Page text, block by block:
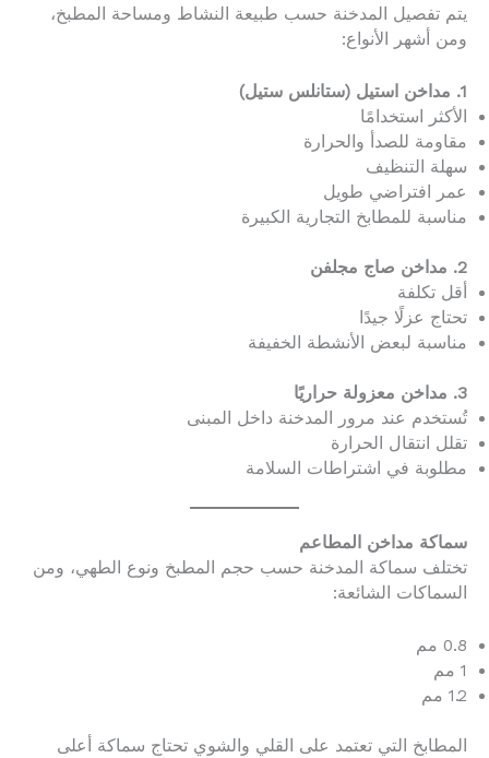
يتم تفصيل المدخنة حسب طبيعة النشاط ومساحة المطبخ،
ومن أشهر الأنواع:
1. مداخن استيل (ستانلس ستيل)
الأكثر استخدامًا
مقاومة للصدأ والحرارة
سهلة التنظيف
عمر افتراضي طويل
مناسبة للمطابخ التجارية الكبيرة
2. مداخن صاج مجلفن
أقل تكلفة
تحتاج عزلًا جيدًا
مناسبة لبعض الأنشطة الخفيفة
3. مداخن معزولة حراريًا
تُستخدم عند مرور المدخنة داخل المبنى
تقلل انتقال الحرارة
مطلوبة في اشتراطات السلامة
سماكة مداخن المطاعم
تختلف سماكة المدخنة حسب حجم المطبخ ونوع الطهي، ومن
السماكات الشائعة:
0.8 مم
1 مم
1.2 مم
المطابخ التي تعتمد على القلي والشوي تحتاج سماكة أعلى